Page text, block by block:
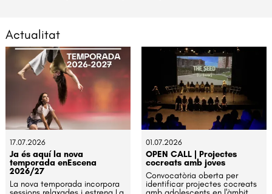
Actualitat
17.07.2026
Ja és aquí la nova
temporada enEscena
2026/27
La nova temporada incorpora
01.07.2026
OPEN CALL | Projectes
cocreats amb joves
Convocatòria oberta per
identificar projectes cocreats